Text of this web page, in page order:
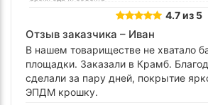
4.7 из 5
Отзыв заказчика – Иван
В нашем товариществе не хватало
площадки. Заказали в Крамб.
сделали за пару дней, покрытие
ЭПДМ крошку.